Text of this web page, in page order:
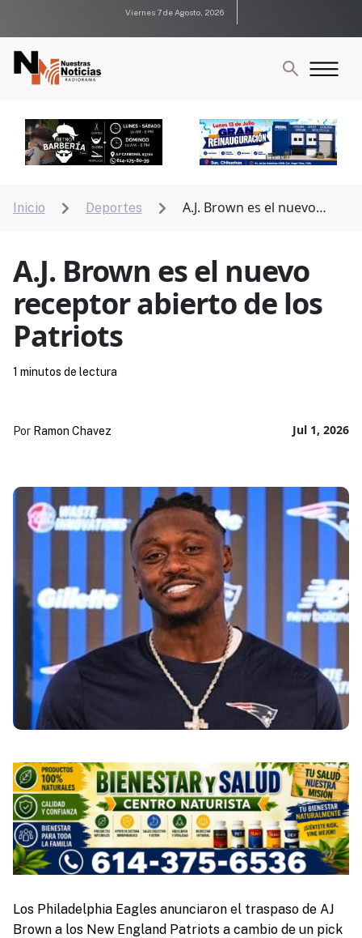
Viernes 7 de Agosto, 2026
Inicio  Deportes 
A.J. Brown es el nuevo
A.J. Brown es el nuevo
receptor abierto de los
Patriots
Jul 1, 2026
Por Ramon Chavez
1 minutos de lectura
Los Philadelphia Eagles anunciaron el traspaso de AJ
Brown a los New England Patriots a cambio de un pick